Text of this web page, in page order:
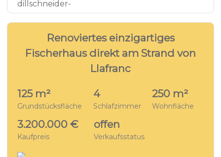
31 FERIENHAUS - LF2891
Renoviertes einzigartiges
Fischerhaus direkt am Strand von
Llafranc
125 m²
Grundstücksfläche
4
Schlafzimmer
250 m²
Wohnfläche
3.200.000 €
Kaufpreis
offen
Verkaufsstatus